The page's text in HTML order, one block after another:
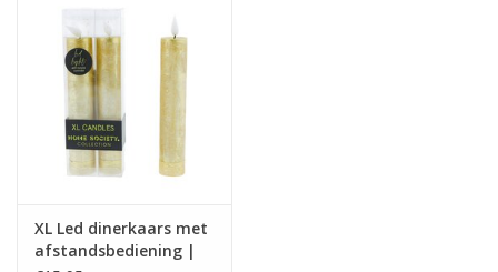
XL Led dinerkaars met
afstandsbediening |